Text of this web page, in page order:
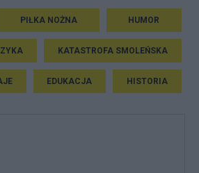
PIŁKA NOŻNA HUMOR
KATASTROFA SMOLEŃSKA
EDUKACJA HISTORIA